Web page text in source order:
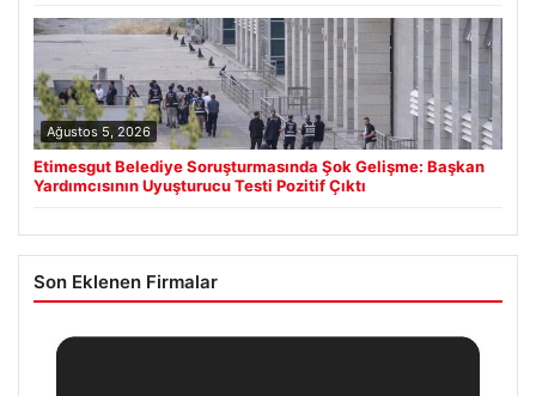
Ağustos 5, 2026
Etimesgut Belediye Soruşturmasında Şok Gelişme: Başkan
Yardımcısının Uyuşturucu Testi Pozitif Çıktı
Son Eklenen Firmalar